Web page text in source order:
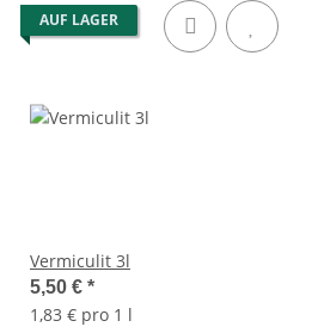
AUF LAGER
Vermiculit 3l
5,50 € *
1,83 € pro 1 l